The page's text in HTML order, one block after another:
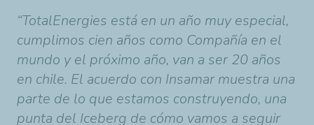
“TotalEnergies está en un año muy especial,
cumplimos cien años como Compañía en el
mundo y el próximo año, van a ser 20 años
en chile. El acuerdo con Insamar muestra una
parte de lo que estamos construyendo, una
punta del Iceberg de cómo vamos a seguir